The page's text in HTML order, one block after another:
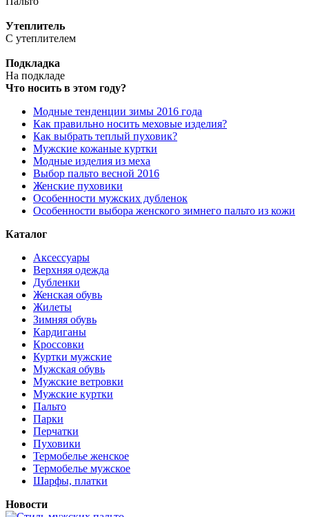
Утеплитель
С утеплителем
Подкладка
На подкладе
Что носить в этом году?
Модные тенденции зимы 2016 года
Как правильно носить меховые изделия?
Как выбрать теплый пуховик?
Мужские кожаные куртки
Модные изделия из меха
Выбор пальто весной 2016
Женские пуховики
Особенности мужских дубленок
Особенности выбора женского зимнего пальто из кожи
Каталог
Аксессуары
Верхняя одежда
Дубленки
Женская обувь
Жилеты
Зимняя обувь
Кардиганы
Кроссовки
Куртки мужские
Мужская обувь
Мужские ветровки
Мужские куртки
Пальто
Парки
Перчатки
Пуховики
Термобелье женское
Термобелье мужское
Шарфы, платки
Новости